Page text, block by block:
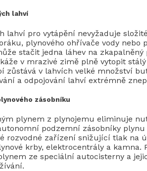
lahví
lahví pro vytápění nevyžaduje
plynového ohřívače vody
stačit jedna láhev na
v mrazivé zimě plně vytopit
zůstává v lahvích velké množství
a odpojování lahví extrémně
zásobníku
plynem z plynojemu eliminuje
podzemní zásobníky plynu
rozvodné zařízení snižující tlak na
krby, elektrocentrály a kamna.
ze speciální autocisterny a